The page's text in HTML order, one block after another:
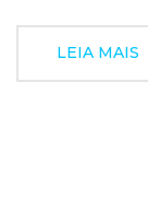
LEIA MAIS